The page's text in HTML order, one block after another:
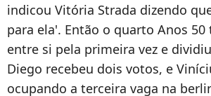
indicou Vitória Strada dizendo
para ela'. Então o quarto Anos
entre si pela primeira vez e
Diego recebeu dois votos, e
ocupando a terceira vaga na